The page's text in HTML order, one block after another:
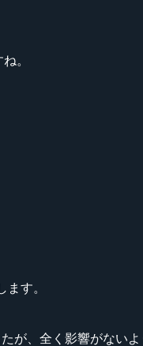
。
す。
が、全く影響がないよ